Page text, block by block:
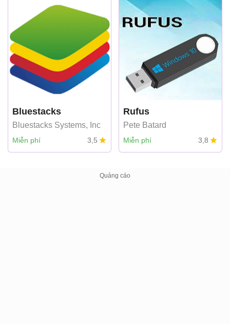
Bluestacks
Bluestacks Systems, Inc
Miễn phí 3,5
Rufus
Pete Batard
Miễn phí 3,8